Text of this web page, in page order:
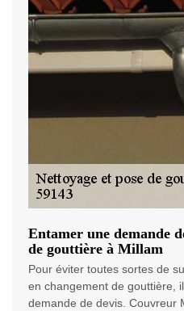
Entamer une demande
de gouttière à Millam
Pour éviter toutes sortes de
en changement de gouttière,
demande de devis. Couvreur